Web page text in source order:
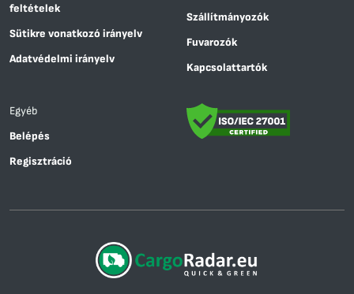
feltételek
Sütikre vonatkozó irányelv
Adatvédelmi irányelv
Szállítmányozók
Fuvarozók
Kapcsolattartók
Egyéb
Belépés
Regisztráció